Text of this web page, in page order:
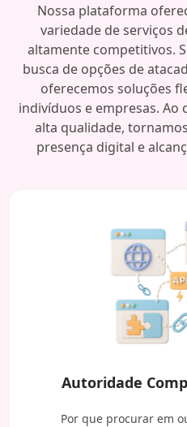
Nossa plataforma
variedade de serviços
altamente competitivos.
busca de opções de
oferecemos soluções
indivíduos e empresas.
alta qualidade,
presença digital e
Autoridade
Por que procurar em